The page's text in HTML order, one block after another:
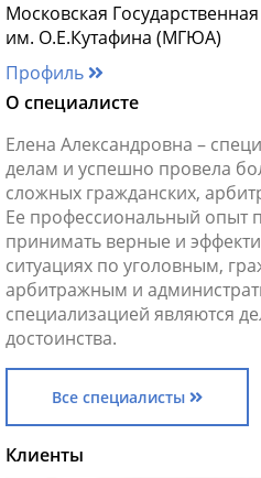
Московская
им. О.Е.Кутафина (МГЮА)
Профиль
О специалисте
Елена Александровна –
делам и успешно провела
сложных гражданских,
Ее профессиональный опыт
принимать верные и
ситуациях по уголовным,
арбитражным и
специализацией являются
достоинства.
Все специалисты
Клиенты